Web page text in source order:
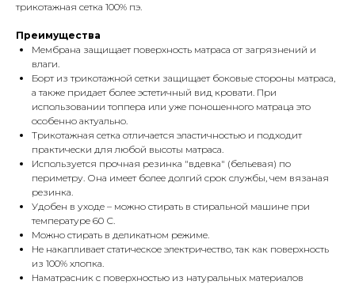
трикотажная сетка 100% пэ.
Преимущества
Мембрана защищает поверхность матраса от загрязнений и
влаги.
Борт из трикотажной сетки защищает боковые стороны матраса,
а также придает более эстетичный вид кровати. При
использовании топпера или уже поношенного матраца это
особенно актуально.
Трикотажная сетка отличается эластичностью и подходит
практически для любой высоты матраса.
Используется прочная резинка "вдевка" (бельевая) по
периметру. Она имеет более долгий срок службы, чем вязаная
резинка.
Удобен в уходе – можно стирать в стиральной машине при
температуре 60 С.
Можно стирать в деликатном режиме.
Не накапливает статическое электричество, так как поверхность
из 100% хлопка.
Наматрасник с поверхностью из натуральных материалов